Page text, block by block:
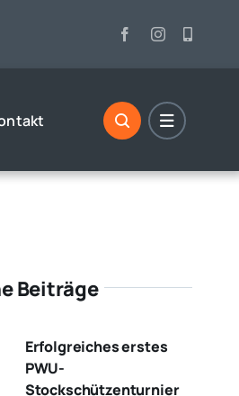
Beiträge
Erfolgreiches erstes
PWU-
Stockschützenturnier